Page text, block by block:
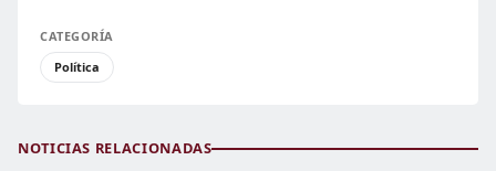
CATEGORÍA
Política
NOTICIAS RELACIONADAS